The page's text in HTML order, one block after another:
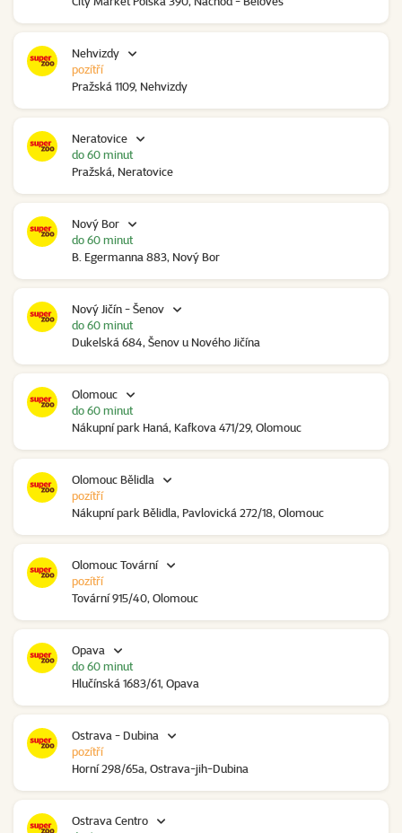
Nehvizdy
Pražská 1109, Nehvizdy
pozítří
Neratovice
Pražská, Neratovice
do 60 minut
Nový Bor
B. Egermanna 883, Nový Bor
do 60 minut
Nový Jičín - Šenov
Dukelská 684, Šenov u Nového Jičína
do 60 minut
Olomouc
Nákupní park Haná, Kafkova 471/29, Olomouc
do 60 minut
Olomouc Bělidla
Nákupní park Bělidla, Pavlovická 272/18, Olomouc
pozítří
Olomouc Tovární
Tovární 915/40, Olomouc
pozítří
Opava
Hlučínská 1683/61, Opava
do 60 minut
Ostrava - Dubina
Horní 298/65a, Ostrava-jih-Dubina
pozítří
Ostrava Centro